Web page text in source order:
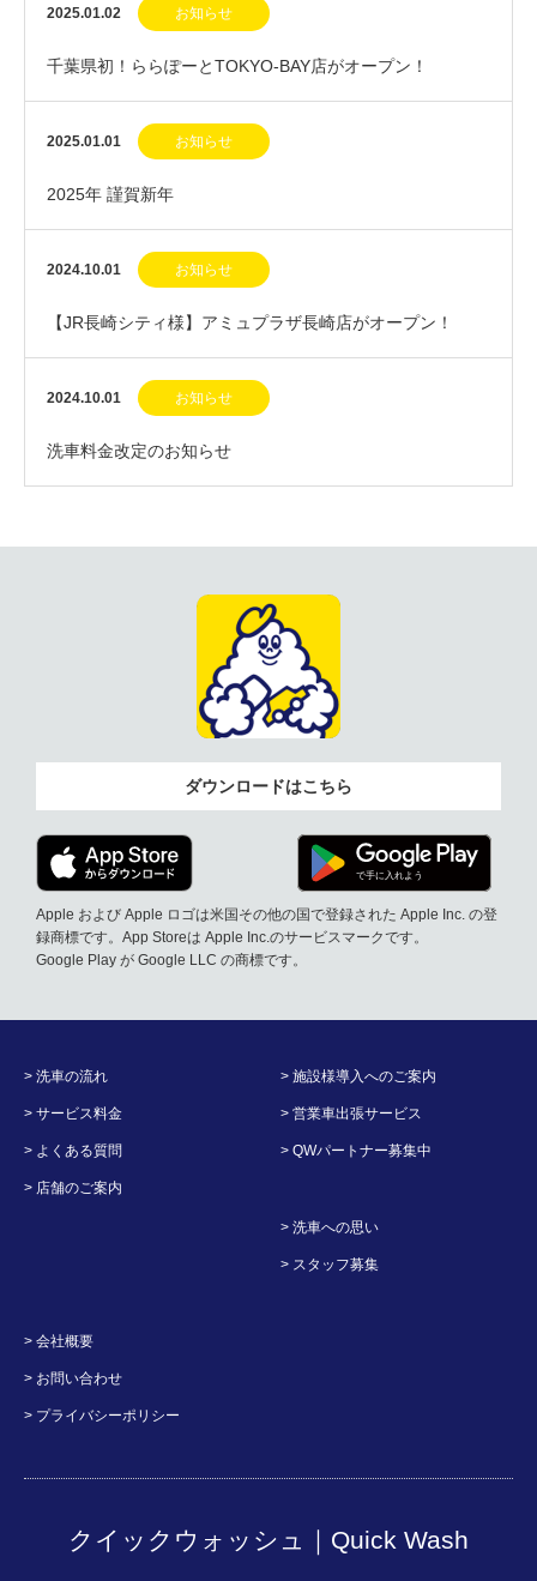
2025.01.02 お知らせ
千葉県初！ららぽーとTOKYO-BAY店がオープン！
2025.01.01 お知らせ
2025年 謹賀新年
2024.10.01 お知らせ
【JR長崎シティ様】アミュプラザ長崎店がオープン！
2024.10.01 お知らせ
洗車料金改定のお知らせ
ダウンロードはこちら
Apple および Apple ロゴは米国その他の国で登録された Apple Inc. の登
録商標です。App Storeは Apple Inc.のサービスマークです。
Google Play が Google LLC の商標です。
> 洗車の流れ
> サービス料金
> よくある質問
> 店舗のご案内
> 施設様導入へのご案内
> 営業車出張サービス
> QWパートナー募集中
> 洗車への思い
> スタッフ募集
> 会社概要
> お問い合わせ
> プライバシーポリシー
クイックウォッシュ｜Quick Wash